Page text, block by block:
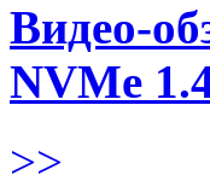
Видео-
NVMe
>>